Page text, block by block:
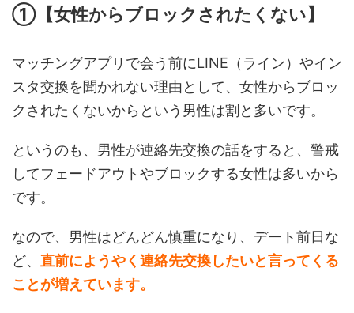
①【女性からブロックされたくない】
マッチングアプリで会う前にLINE（ライン）やイン
スタ交換を聞かれない理由として、女性からブロッ
クされたくないからという男性は割と多いです。
というのも、男性が連絡先交換の話をすると、警戒
してフェードアウトやブロックする女性は多いから
です。
なので、男性はどんどん慎重になり、デート前日な
ど、 直前にようやく連絡先交換したいと言ってくる
ことが増えています。